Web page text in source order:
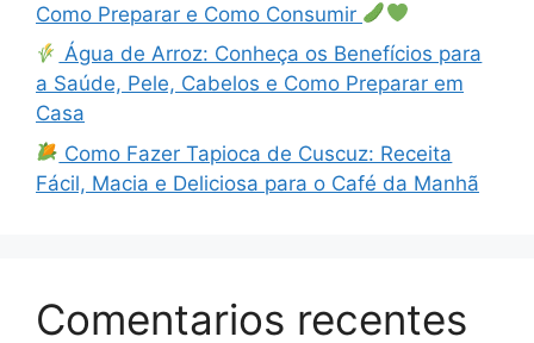
Como Preparar e Como Consumir
Água de Arroz: Conheça os Benefícios para
a Saúde, Pele, Cabelos e Como Preparar em
Casa
Como Fazer Tapioca de Cuscuz: Receita
Fácil, Macia e Deliciosa para o Café da Manhã
Comentarios recentes